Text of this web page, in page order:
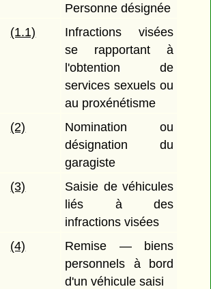
Personne désignée
(1.1)
Infractions visées
se rapportant à
l'obtention de
services sexuels ou
au proxénétisme
(2)
Nomination ou
désignation du
garagiste
(3)
Saisie de véhicules
liés à des
infractions visées
(4)
Remise — biens
personnels à bord
d'un véhicule saisi